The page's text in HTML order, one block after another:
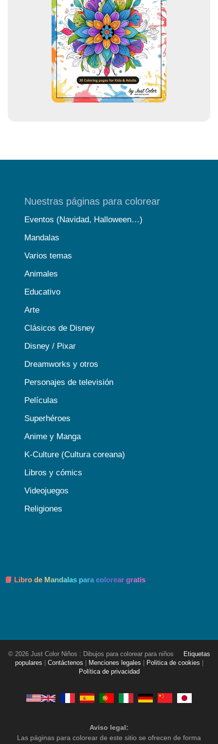
Nuestras páginas para colorear
Eventos (Navidad, Halloween…)
Mandalas
Varios temas
Animales
Educativo
Arte
Clásicos de Disney
Disney / Pixar
Dreamworks y otros
Personajes de televisión
Películas
Superhéroes
Anime y Manga
K-Culture (Cultura coreana)
Libros y cómics
Videojuegos
Religiones
📘 Libro de Mandalas para colorear gratis
© 2026 Just Color Niños : Dibujos para colorear para niños
Etiquetas
populares
Contáctenos Menciones legales Politica de cookies
Política de privacidad
Aviso legal:
Las páginas para colorear de este sitio se ofrecen de forma